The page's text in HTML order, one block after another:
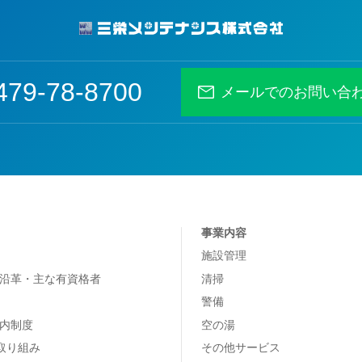
78-8700 メールでのお問い合
革・主な有資格者
制度
り組み
事業内容
施設管理
清掃
警備
空の湯
その他サービス